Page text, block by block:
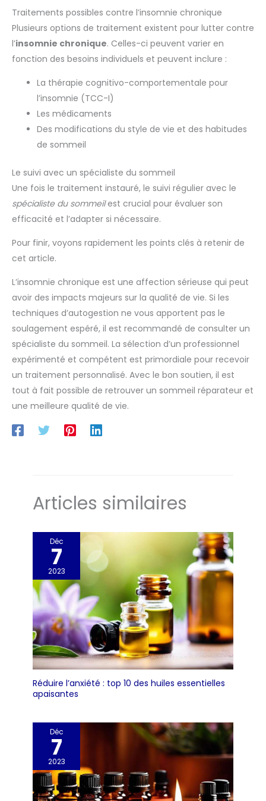
Traitements possibles contre l’insomnie chronique
Plusieurs options de traitement existent pour lutter contre
l’insomnie chronique. Celles-ci peuvent varier en
fonction des besoins individuels et peuvent inclure :
La thérapie cognitivo-comportementale pour
l’insomnie (TCC-I)
Les médicaments
Des modifications du style de vie et des habitudes
de sommeil
Le suivi avec un spécialiste du sommeil
Une fois le traitement instauré, le suivi régulier avec le
spécialiste du sommeilest crucial pour évaluer son
efficacité et l’adapter si nécessaire.
Pour finir, voyons rapidement les points clés à retenir de
cet article.
L’insomnie chronique est une affection sérieuse qui peut
avoir des impacts majeurs sur la qualité de vie. Si les
techniques d’autogestion ne vous apportent pas le
soulagement espéré, il est recommandé de consulter un
spécialiste du sommeil. La sélection d’un professionnel
expérimenté et compétent est primordiale pour recevoir
un traitement personnalisé. Avec le bon soutien, il est
tout à fait possible de retrouver un sommeil réparateur et
une meilleure qualité de vie.
Articles similaires
Déc
7
2023
Réduire l’anxiété : top 10 des huiles essentielles
apaisantes
Déc
7
2023